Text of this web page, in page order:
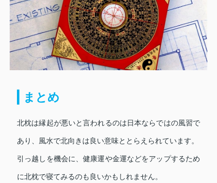
まとめ
北枕は縁起が悪いと言われるのは日本ならではの風習で
あり、風水で北向きは良い意味ととらえられています。
引っ越しを機会に、健康運や金運などをアップするため
に北枕で寝てみるのも良いかもしれません。